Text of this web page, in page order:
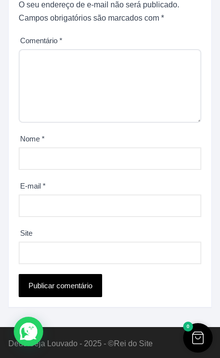
O seu endereço de e-mail não será publicado.
Campos obrigatórios são marcados com*
Comentário*
Nome*
E-mail*
Site
Deus Seja Louvado - 2025 - ©Rei do Site
0